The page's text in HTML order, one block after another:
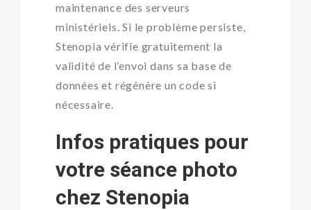
maintenance des serveurs
ministériels. Si le problème persiste,
Stenopia vérifie gratuitement la
validité de l’envoi dans sa base de
données et régénère un code si
nécessaire.
Infos pratiques pour
votre séance photo
chez Stenopia